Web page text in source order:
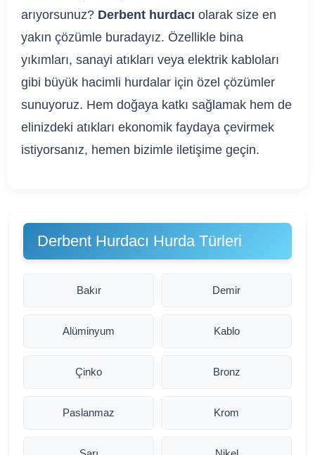
arıyorsunuz? Derbent hurdacı olarak size en
yakın çözümle buradayız. Özellikle bina
yıkımları, sanayi atıkları veya elektrik kabloları
gibi büyük hacimli hurdalar için özel çözümler
sunuyoruz. Hem doğaya katkı sağlamak hem de
elinizdeki atıkları ekonomik faydaya çevirmek
istiyorsanız, hemen bizimle iletişime geçin.
Derbent Hurdacı Hurda Türleri
Bakır Demir
Alüminyum Kablo
Çinko Bronz
Paslanmaz Krom